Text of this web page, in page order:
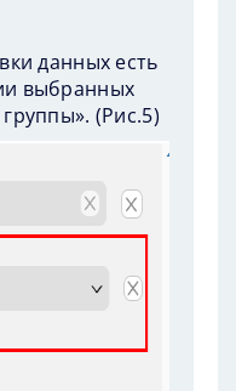
данных есть
выбранных
(Рис.5)